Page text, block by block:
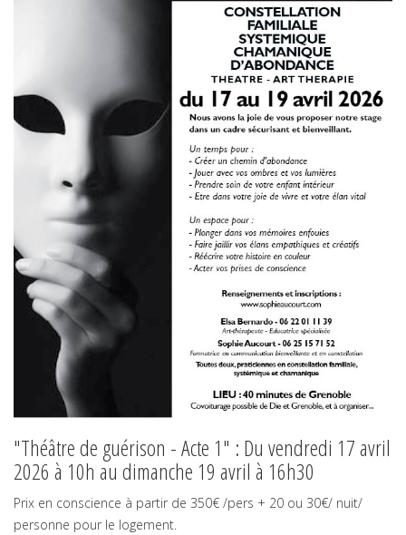
"Théâtre de guérison - Acte 1" : Du vendredi 17 avril
2026 à 10h au dimanche 19 avril à 16h30
Prix en conscience à partir de 350€ /pers + 20 ou 30€/ nuit/
personne pour le logement.